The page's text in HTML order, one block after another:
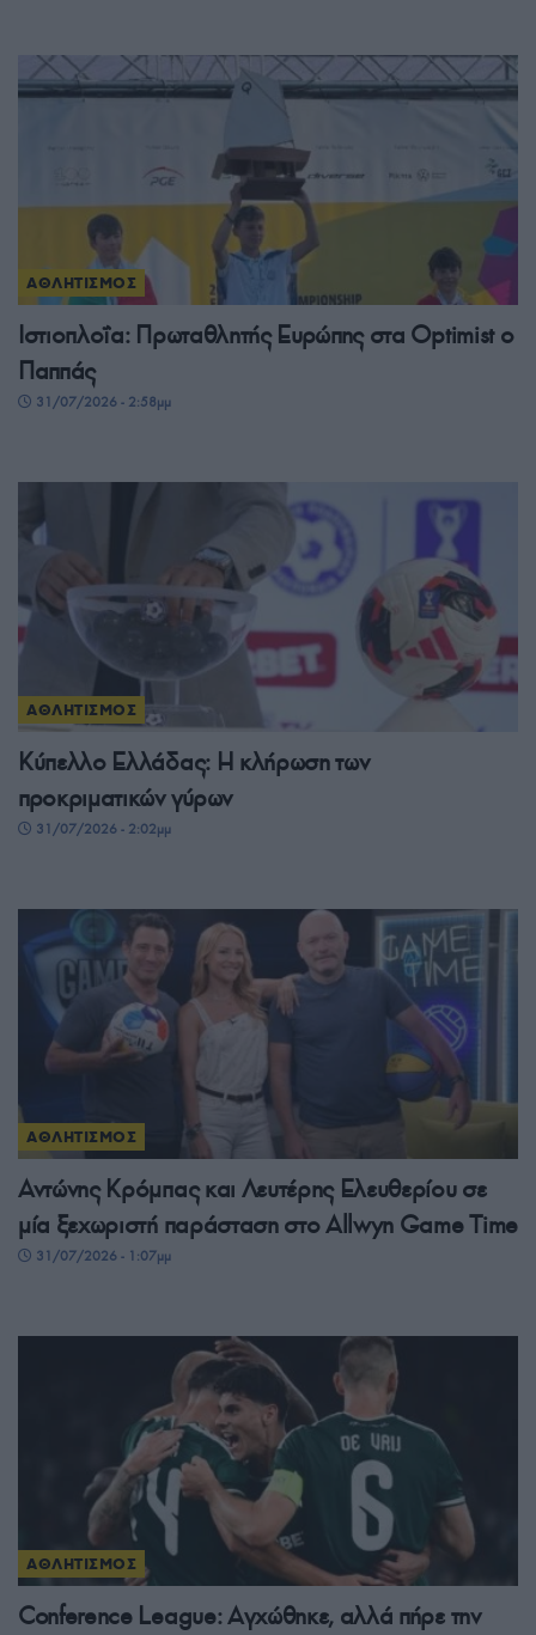
ΑΘΛΗΤΙΣΜΟΣ
Ιστιοπλοΐα: Πρωταθλητής Ευρώπης στα Optimist ο
Παππάς
31/07/2026 - 2:58μμ
ΑΘΛΗΤΙΣΜΟΣ
Κύπελλο Ελλάδας: Η κλήρωση των
προκριματικών γύρων
31/07/2026 - 2:02μμ
ΑΘΛΗΤΙΣΜΟΣ
Αντώνης Κρόμπας και Λευτέρης Ελευθερίου σε
μία ξεχωριστή παράσταση στο Allwyn Game Time
31/07/2026 - 1:07μμ
ΑΘΛΗΤΙΣΜΟΣ
Conference League: Αγχώθηκε, αλλά πήρε την